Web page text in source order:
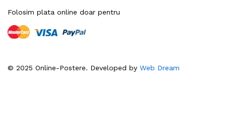
© 2025 Online-Postere. Developed by Web Dream
Folosim plata online doar pentru